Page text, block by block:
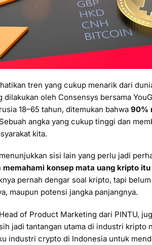
tren yang cukup menarik dari
dilakukan oleh Consensys bersama
18–65 tahun, ditemukan bahwa 90%
angka yang cukup tinggi dan
kita.
sisi lain yang perlu jadi
konsep mata uang kripto
pernah dengar soal kripto, tapi
maupun potensi jangka panjangnya.
of Product Marketing dari PINTU,
jadi tantangan utama di industri kripto
industri crypto di Indonesia untuk